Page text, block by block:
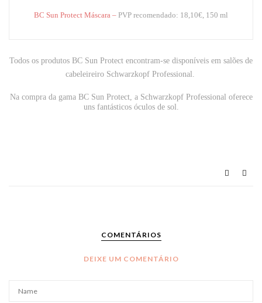
BC Sun Protect Máscara – PVP recomendado: 18,10€, 150 ml
Todos os produtos BC Sun Protect encontram-se disponíveis em salões de
cabeleireiro Schwarzkopf Professional.
Na compra da gama BC Sun Protect, a Schwarzkopf Professional oferece
uns fantásticos óculos de sol.
COMENTÁRIOS
DEIXE UM COMENTÁRIO